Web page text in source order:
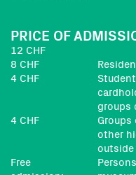
PRICE OF
12 CHF
8 CHF
4 CHF
groups
4 CHF
other
outside
Free